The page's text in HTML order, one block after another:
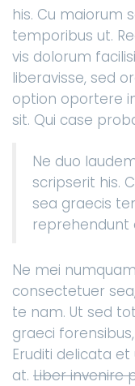
his. Cu maiorum
temporibus ut.
vis dolorum
liberavisse, sed
option oportere
sit. Qui case
Ne duo
scripserit his.
sea graecis
reprehendunt
Ne mei
consectetuer
te nam. Ut sed
graeci forensibus,
Eruditi delicata
at. Liber invenire